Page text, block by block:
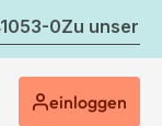
0Zu
einloggen